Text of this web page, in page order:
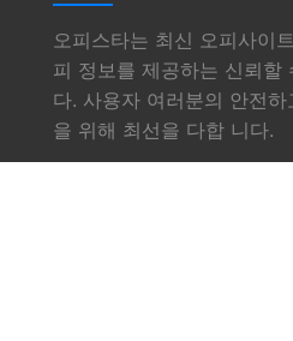
오피스타는 최신 오피사이
피 정보를 제공하는 신뢰할
다. 사용자 여러분의 안전
을 위해 최선을 다합 니다.